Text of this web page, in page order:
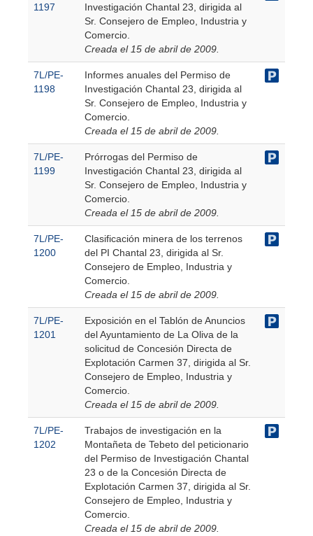
1197
Investigación Chantal 23, dirigida al
Sr. Consejero de Empleo, Industria y
Comercio.
Creada el 15 de abril de 2009.
7L/PE-
1198
Informes anuales del Permiso de
Investigación Chantal 23, dirigida al
Sr. Consejero de Empleo, Industria y
Comercio.
Creada el 15 de abril de 2009.
7L/PE-
1199
Prórrogas del Permiso de
Investigación Chantal 23, dirigida al
Sr. Consejero de Empleo, Industria y
Comercio.
Creada el 15 de abril de 2009.
7L/PE-
1200
Clasificación minera de los terrenos
del PI Chantal 23, dirigida al Sr.
Consejero de Empleo, Industria y
Comercio.
Creada el 15 de abril de 2009.
7L/PE-
1201
Exposición en el Tablón de Anuncios
del Ayuntamiento de La Oliva de la
solicitud de Concesión Directa de
Explotación Carmen 37, dirigida al Sr.
Consejero de Empleo, Industria y
Comercio.
Creada el 15 de abril de 2009.
7L/PE-
1202
Trabajos de investigación en la
Montañeta de Tebeto del peticionario
del Permiso de Investigación Chantal
23 o de la Concesión Directa de
Explotación Carmen 37, dirigida al Sr.
Consejero de Empleo, Industria y
Comercio.
Creada el 15 de abril de 2009.